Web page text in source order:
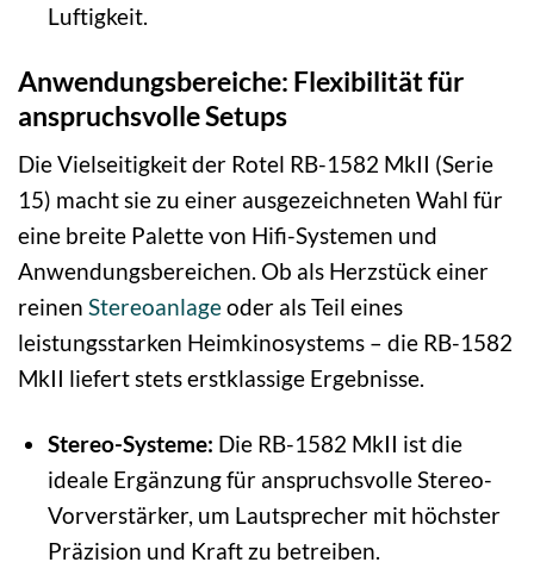
Luftigkeit.
Anwendungsbereiche: Flexibilität für
anspruchsvolle Setups
Die Vielseitigkeit der Rotel RB-1582 MkII (Serie
15) macht sie zu einer ausgezeichneten Wahl für
eine breite Palette von Hifi-Systemen und
Anwendungsbereichen. Ob als Herzstück einer
reinen Stereoanlageoder als Teil eines
leistungsstarken Heimkinosystems – die RB-1582
MkII liefert stets erstklassige Ergebnisse.
Stereo-Systeme: Die RB-1582 MkII ist die
ideale Ergänzung für anspruchsvolle Stereo-
Vorverstärker, um Lautsprecher mit höchster
Präzision und Kraft zu betreiben.